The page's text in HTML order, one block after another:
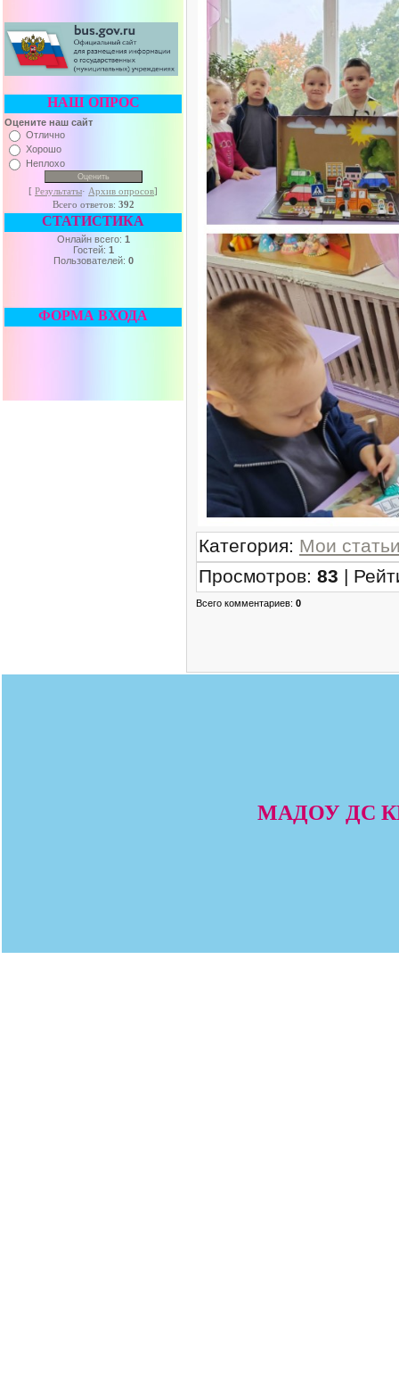
НАШ ОПРОС
Оцените наш сайт
Отлично
Хорошо
Неплохо
[ Результаты· Архив опросов]
Всего ответов: 392
СТАТИСТИКА
Онлайн всего: 1
Гостей: 1
Пользователей: 0
ФОРМА ВХОДА
Категория: Мои
Просмотров: 83 |
Всего комментариев: 0
МАДОУ ДС